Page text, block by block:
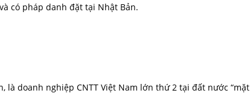
có pháp danh đặt tại Nhật Bản.
là doanh nghiệp CNTT Việt Nam lớn thứ 2 tại đất nước “mặt